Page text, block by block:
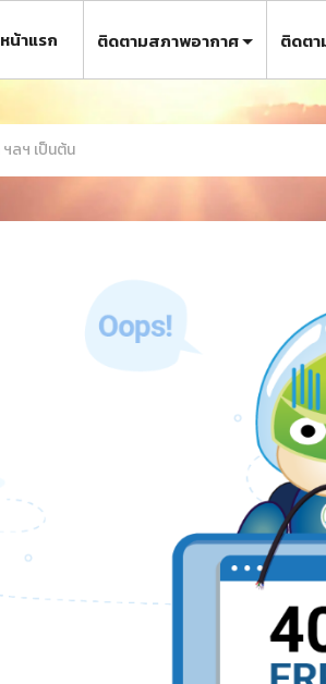
หน้าแรก ติดตามสภาพอากาศ ติดต